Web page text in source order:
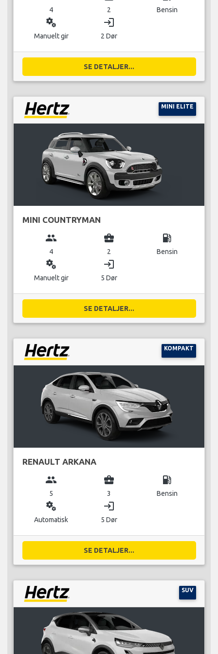
4 2 Bensin
miscellaneous_services
Manuelt gir
login
2 Dør
SE DETALJER...
MINI ELITE
MINI COUNTRYMAN
group
4
business_center
2
local_gas_station
Bensin
miscellaneous_services
Manuelt gir
login
5 Dør
SE DETALJER...
KOMPAKT
RENAULT ARKANA
group
5
business_center
3
local_gas_station
Bensin
miscellaneous_services
Automatisk
login
5 Dør
SE DETALJER...
SUV